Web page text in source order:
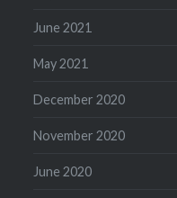
June 2021
May 2021
December 2020
November 2020
June 2020